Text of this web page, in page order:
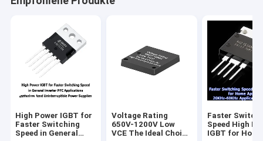
High Power IGBT for
Faster Switching
Speed in General
Voltage Rating
650V-1200V Low
VCE The Ideal Choice
Faster
Speed High
IGBT for Home